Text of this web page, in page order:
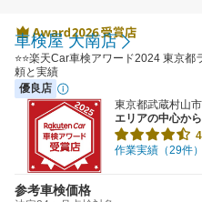
車検屋 大南店
⭐⭐楽天Car車検アワード2024 東京都
頼と実績
優良店
東京都武蔵村山
エリアの中心から
作業実績（29件）
参考車検価格